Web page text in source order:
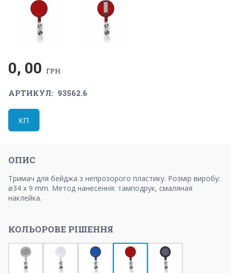
0, 00 ГРН.
АРТИКУЛ: 93562.6
КП
ОПИС
Тримач для бейджа з непрозорого пластику. Розмір виробу:
ø34 x 9 mm. Метод нанесення: тамподрук, смаляная
наклейка.
КОЛЬОРОВЕ РІШЕННЯ